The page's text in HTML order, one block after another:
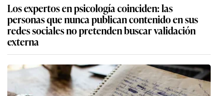
Los expertos en psicología coinciden: las
personas que nunca publican contenido en sus
redes sociales no pretenden buscar validación
externa